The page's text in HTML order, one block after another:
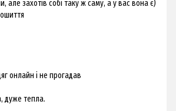
але захотів собі таку ж саму, а у вас вона є)
онлайн і не прогадав
дуже тепла.